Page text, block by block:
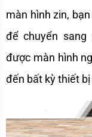
màn hình zin,
để chuyển
được màn hình
đến bất kỳ thiết